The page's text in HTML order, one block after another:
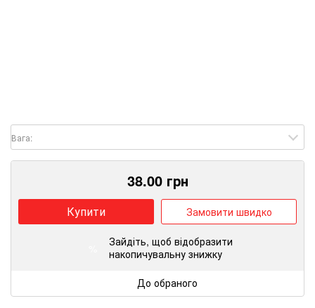
Вага:
38.00грн
Купити Замовити швидко
Зайдіть, щоб відобразити
накопичувальну знижку
До обраного